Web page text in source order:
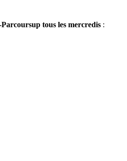
tous les mercredis :